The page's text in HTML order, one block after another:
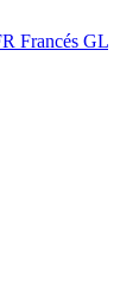
Francés GL